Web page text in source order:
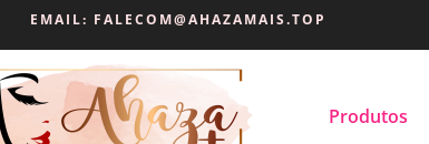
EMAIL: FALECOM@AHAZAMAIS.TOP
Produtos